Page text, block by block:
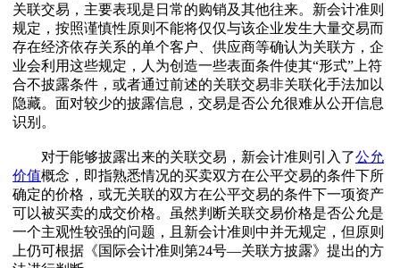
关联交易，主要表现是日常的购销及其他往来。新会计准则
规定，按照谨慎性原则不能将仅仅与该企业发生大量交易而
存在经济依存关系的单个客户、供应商等确认为关联方，企
业会利用这些规定，人为创造一些表面条件使其“形式”上符
合不披露条件，或者通过前述的关联交易非关联化手法加以
隐藏。面对较少的披露信息，交易是否公允很难从公开信息
识别。
对于能够披露出来的关联交易，新会计准则引入了公允
价值概念，即指熟悉情况的买卖双方在公平交易的条件下所
确定的价格，或无关联的双方在公平交易的条件下一项资产
可以被买卖的成交价格。虽然判断关联交易价格是否公允是
一个主观性较强的问题，且新会计准则中并无规定，但原则
上仍可根据《国际会计准则第24号—关联方披露》提出的方